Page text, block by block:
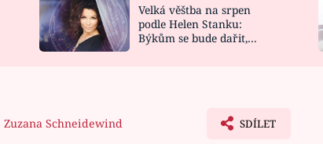
NOVINKY
VIDEORECEPTY
DESIGN
Velká věštba na srpen
podle Helen Stanku:
Býkům se bude dařit,
Zuzana Schneidewind SDÍLET